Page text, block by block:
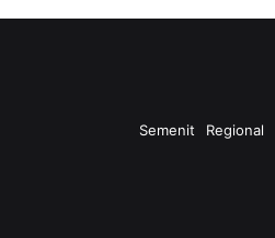
Semenit Regional